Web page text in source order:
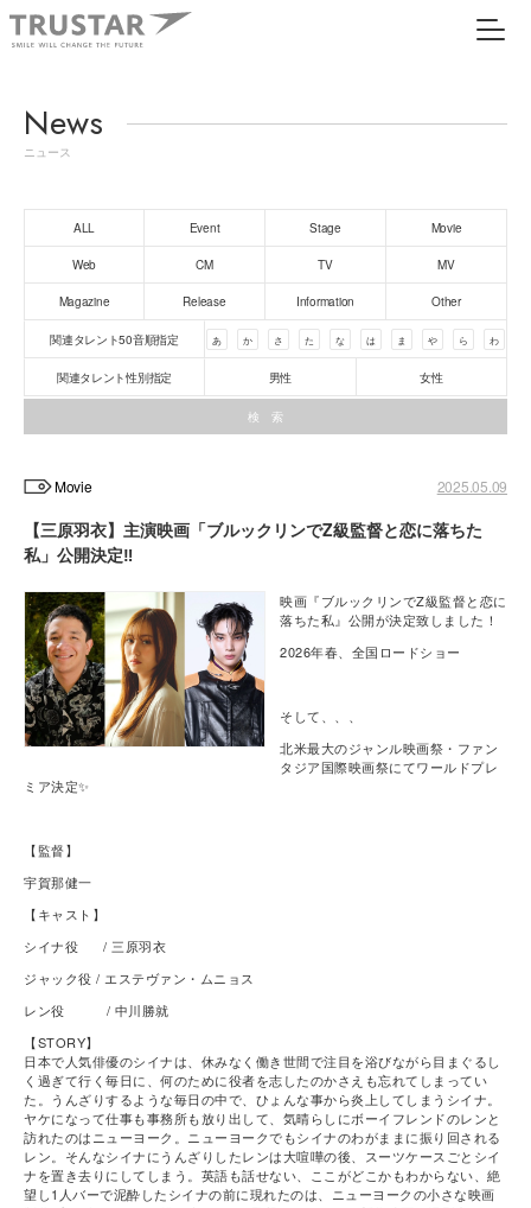
News
ニュース
ALL Event Stage Movie
Web CM TV MV
Magazine Release Information Other
関連タレント50音順指定 あ か さ た な は ま や ら わ
関連タレント性別指定 男性 女性
Movie 2025.05.09
【三原羽衣】主演映画「ブルックリンでZ級監督と恋に落ちた
私」公開決定‼
映画『ブルックリンでZ級監督と恋に
落ちた私』公開が決定致しました！
2026年春、全国ロードショー
そして、、、
北米最大のジャンル映画祭・ファン
タジア国際映画祭にてワールドプレ
ミア決定✨
【監督】
宇賀那健一
【キャスト】
シイナ役 / 三原羽衣
ジャック役 / エステヴァン・ムニョス
レン役 / 中川勝就
【STORY】
日本で人気俳優のシイナは、休みなく働き世間で注目を浴びながら目まぐるし
く過ぎて行く毎日に、何のために役者を志したのかさえも忘れてしまってい
た。うんざりするような毎日の中で、ひょんな事から炎上してしまうシイナ。
ヤケになって仕事も事務所も放り出して、気晴らしにボーイフレンドのレンと
訪れたのはニューヨーク。ニューヨークでもシイナのわがままに振り回される
レン。そんなシイナにうんざりしたレンは大喧嘩の後、スーツケースごとシイ
ナを置き去りにしてしまう。英語も話せない、ここがどこかもわからない、絶
望し1人バーで泥酔したシイナの前に現れたのは、ニューヨークの小さな映画